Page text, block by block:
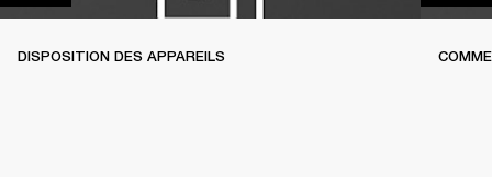
DISPOSITION DES APPAREILS